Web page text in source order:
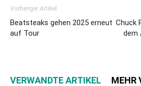
Vorheriger Artikel
Beatsteaks gehen 2025 erneut
auf Tour
Chuck
dem
VERWANDTE ARTIKEL MEHR